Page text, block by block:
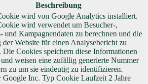
Beschreibung
wird von Google Analytics installiert.
wird verwendet um Besucher-,
und Kampagnendaten zu berechnen und die
der Website für einen Analysebericht zu
Die Cookies speichern diese Informationen
weisen eine zufällig generierte Nummer
zu um sie eindeutig zu identifizieren.
Google Inc. Typ Cookie Laufzeit 2 Jahre